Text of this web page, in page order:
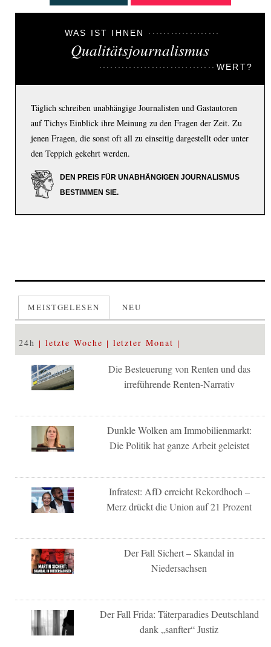
WAS IST IHNEN
Qualitätsjournalismus
WERT?
Täglich schreiben unabhängige Journalisten und Gastautoren
auf Tichys Einblick ihre Meinung zu den Fragen der Zeit. Zu
jenen Fragen, die sonst oft all zu einseitig dargestellt oder unter
den Teppich gekehrt werden.
DEN PREIS FÜR UNABHÄNGIGEN JOURNALISMUS
BESTIMMEN SIE.
MEISTGELESEN NEU
24h letzte Woche letzter Monat
Die Besteuerung von Renten und das
irreführende Renten-Narrativ
Dunkle Wolken am Immobilienmarkt:
Die Politik hat ganze Arbeit geleistet
Infratest: AfD erreicht Rekordhoch –
Merz drückt die Union auf 21 Prozent
Der Fall Sichert – Skandal in
Niedersachsen
Der Fall Frida: Täterparadies Deutschland
dank „sanfter“ Justiz